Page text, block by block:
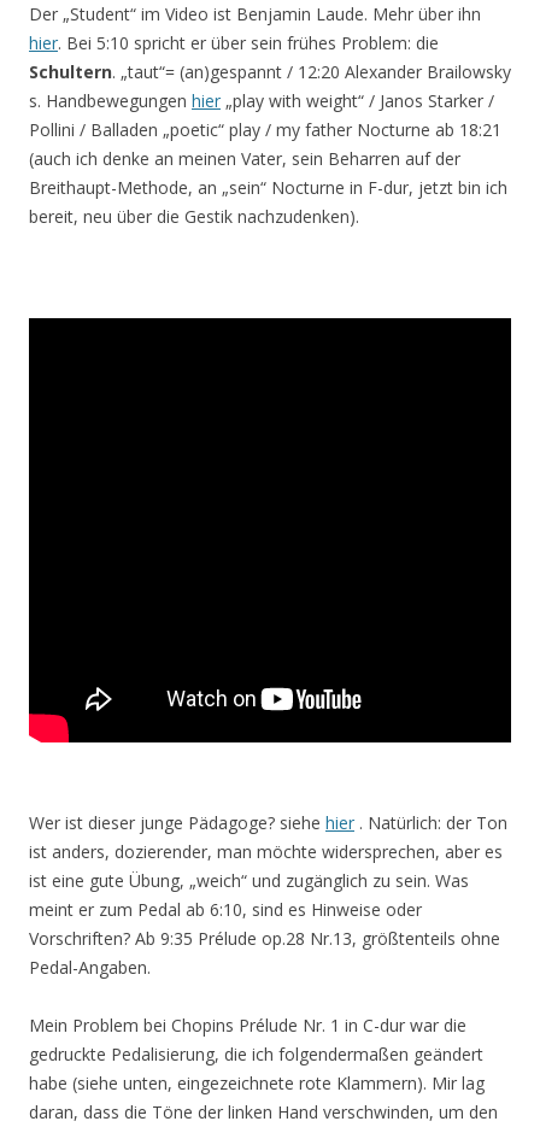
Der „Student“ im Video ist Benjamin Laude. Mehr über ihn
hier. Bei 5:10 spricht er über sein frühes Problem: die
Schultern. „taut“= (an)gespannt / 12:20 Alexander Brailowsky
s. Handbewegungen hier „play with weight“ / Janos Starker /
Pollini / Balladen „poetic“ play / my father Nocturne ab 18:21
(auch ich denke an meinen Vater, sein Beharren auf der
Breithaupt-Methode, an „sein“ Nocturne in F-dur, jetzt bin ich
bereit, neu über die Gestik nachzudenken).
Wer ist dieser junge Pädagoge? siehe hier . Natürlich: der Ton
ist anders, dozierender, man möchte widersprechen, aber es
ist eine gute Übung, „weich“ und zugänglich zu sein. Was
meint er zum Pedal ab 6:10, sind es Hinweise oder
Vorschriften? Ab 9:35 Prélude op.28 Nr.13, größtenteils ohne
Pedal-Angaben.
Mein Problem bei Chopins Prélude Nr. 1 in C-dur war die
gedruckte Pedalisierung, die ich folgendermaßen geändert
habe (siehe unten, eingezeichnete rote Klammern). Mir lag
daran, dass die Töne der linken Hand verschwinden, um den